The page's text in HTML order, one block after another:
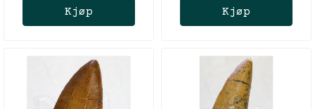
Kjøp Kjøp